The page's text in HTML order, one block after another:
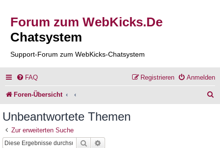
Forum zum WebKicks.De
Chatsystem
Support-Forum zum WebKicks-Chatsystem
FAQ Anmelden
Registrieren
Foren-Übersicht
Unbeantwortete Themen
Zur erweiterten Suche
Suche